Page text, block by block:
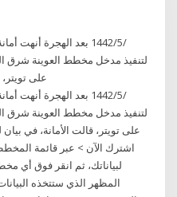
لتنفيذ مدخل مخطط العوينة شرق
على تويتر،
لتنفيذ مدخل مخطط العوينة شرق
على تويتر، قالت الأمانة، في
المظهر الذي ستتخذه